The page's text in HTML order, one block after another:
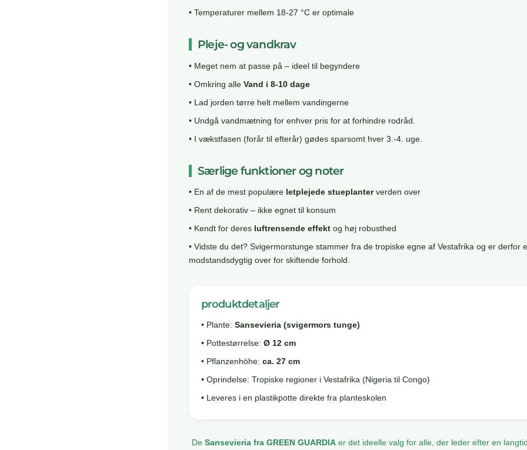
• Temperaturer mellem 18-27 °C er optimale
Pleje- og vandkrav
• Meget nem at passe på – ideel til begyndere
• Omkring alle Vand i 8-10 dage
• Lad jorden tørre helt mellem vandingerne
• Undgå vandmætning for enhver pris for at forhindre rodråd.
• I vækstfasen (forår til efterår) gødes sparsomt hver 3.-4. uge.
Særlige funktioner og noter
• En af de mest populære letplejede stueplanterverden over
• Rent dekorativ – ikke egnet til konsum
• Kendt for deres luftrensende effektog høj robusthed
• Vidste du det? Svigermorstunge stammer fra de tropiske egne af Vestafrika og er derfor
modstandsdygtig over for skiftende forhold.
produktdetaljer
• Plante: Sansevieria (svigermors tunge)
• Pottestørrelse: Ø 12 cm
• Pflanzenhöhe: ca. 27 cm
• Oprindelse: Tropiske regioner i Vestafrika (Nigeria til Congo)
• Leveres i en plastikpotte direkte fra planteskolen
DeSansevieria fra GREEN GUARDIA er det ideelle valg for alle, der leder efter en